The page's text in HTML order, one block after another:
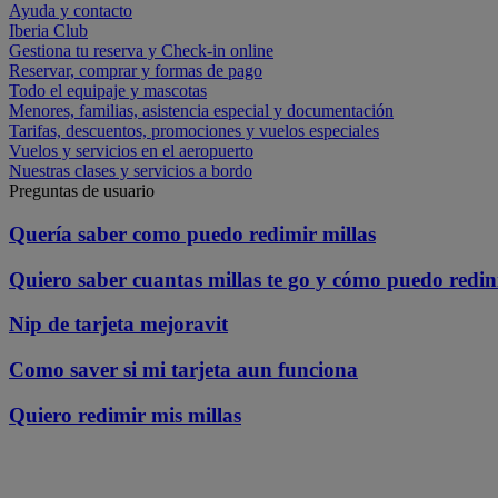
Ayuda y contacto
Iberia Club
Gestiona tu reserva y Check-in online
Reservar, comprar y formas de pago
Todo el equipaje y mascotas
Menores, familias, asistencia especial y documentación
Tarifas, descuentos, promociones y vuelos especiales
Vuelos y servicios en el aeropuerto
Nuestras clases y servicios a bordo
Preguntas de usuario
Quería saber como puedo redimir millas
Quiero saber cuantas millas te go y cómo puedo
Nip de tarjeta mejoravit
Como saver si mi tarjeta aun funciona
Quiero redimir mis millas